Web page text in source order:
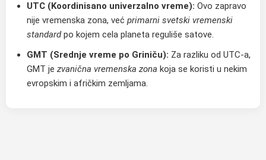
UTC (Koordinisano univerzalno vreme): Ovo zapravo
nije vremenska zona, već primarni svetski vremenski
standardpo kojem cela planeta reguliše satove.
GMT (Srednje vreme po Griniču): Za razliku od UTC-a,
GMT je zvanična vremenska zona koja se koristi u nekim
evropskim i afričkim zemljama.